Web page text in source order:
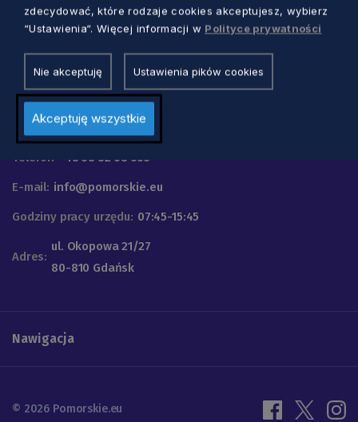
Urząd Marszałkowski
Województwa Pomorskiego
Telefon +48 58 32 68 555
E-mail: info@pomorskie.eu
Godziny pracy urzędu: 07:45-15:45
Adres:
ul. Okopowa 21/27
80-810 Gdańsk
Nawigacja
© 2026 Pomorskie.eu
zdecydować, które rodzaje cookies akceptujesz, wybierz
“Ustawienia“. Więcej informacji w Polityce prywatności
Nie akceptuję Ustawienia pików cookies
Akceptuję wszystkie